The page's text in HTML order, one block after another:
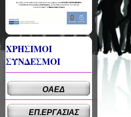
ΧΡΗΣΙΜΟΙ
ΣΥΝΔΕΣΜΟΙ
ΟΑΕΔ
ΕΠ.ΕΡΓΑΣΙΑΣ